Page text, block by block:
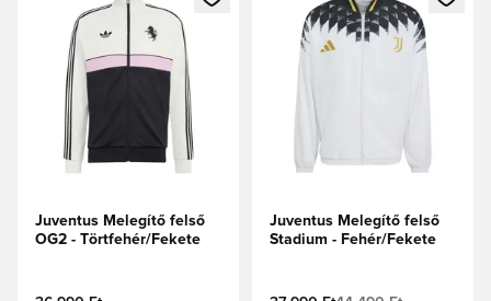
Juventus Melegítő felső
OG2 - Törtfehér/Fekete
Juventus Melegítő felső
Stadium - Fehér/Fekete